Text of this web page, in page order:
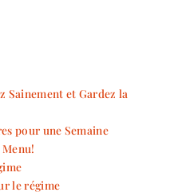
Sainement et Gardez la
pour une Semaine
le régime